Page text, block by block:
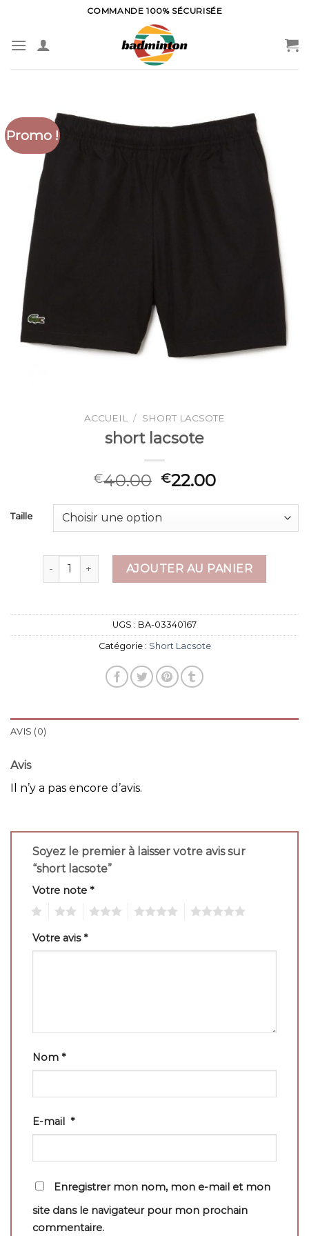
content
COMMANDE 100% SÉCURISÉE
Promo !
ACCUEIL / SHORT LACSOTE
short lacsote
€40.00 €22.00
Taille
quantité de short lacsoteAJOUTER AU PANIER
UGS : BA-03340167
Catégorie : Short Lacsote
AVIS (0)
Avis
Il n’y a pas encore d’avis.
Soyez le premier à laisser votre avis sur
“short lacsote”
Votre note *
Votre avis*
Nom *
E-mail *
Enregistrer mon nom, mon e-mail et mon
site dans le navigateur pour mon prochain
commentaire.